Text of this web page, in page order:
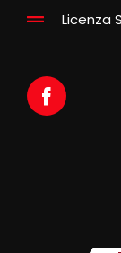
Licenza